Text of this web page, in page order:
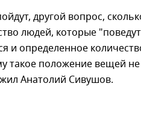
другой вопрос,
людей, которые
и определенное
такое положение вещей
Анатолий Сивушов.